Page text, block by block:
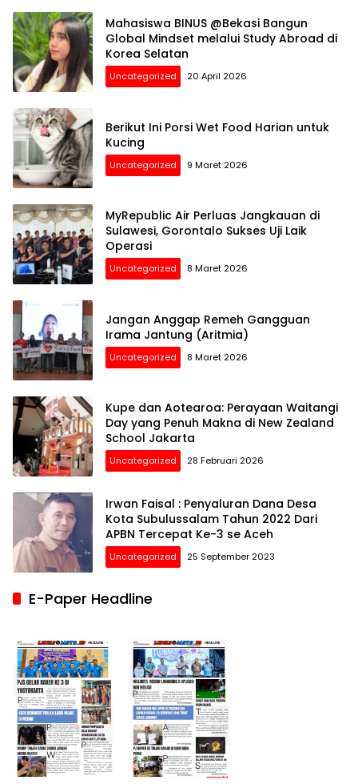
Mahasiswa BINUS @Bekasi Bangun
Global Mindset melalui Study Abroad di
Korea Selatan
Uncategorized 20 April 2026
Berikut Ini Porsi Wet Food Harian untuk
Kucing
Uncategorized 9 Maret 2026
MyRepublic Air Perluas Jangkauan di
Sulawesi, Gorontalo Sukses Uji Laik
Operasi
Uncategorized 8 Maret 2026
Jangan Anggap Remeh Gangguan
Irama Jantung (Aritmia)
Uncategorized 8 Maret 2026
Kupe dan Aotearoa: Perayaan Waitangi
Day yang Penuh Makna di New Zealand
School Jakarta
Uncategorized 28 Februari 2026
Irwan Faisal : Penyaluran Dana Desa
Kota Subulussalam Tahun 2022 Dari
APBN Tercepat Ke-3 se Aceh
Uncategorized 25 September 2023
E-Paper Headline